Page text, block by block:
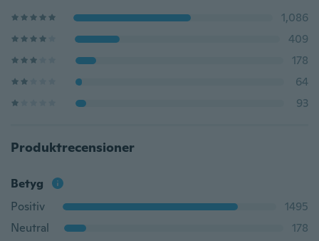
1,086
409
178
64
93
Produktrecensioner
Betyg
Positiv
1495
Neutral
178